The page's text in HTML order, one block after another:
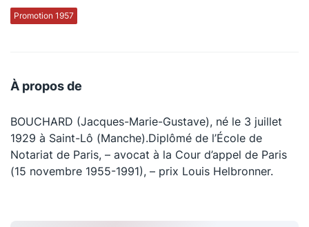
Promotion 1957
À propos de
BOUCHARD (Jacques-Marie-Gustave), né le 3 juillet
1929 à Saint-Lô (Manche).Diplômé de l’École de
Notariat de Paris, – avocat à la Cour d’appel de Paris
(15 novembre 1955-1991), – prix Louis Helbronner.
La défense pénale
Le Concours de la Conférence
La Conférence Berryer
La Petite Conférence